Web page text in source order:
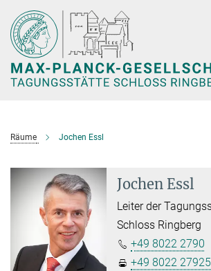
Hauptinhalt
Räume Jochen Essl
Jochen Essl
Leiter der
Schloss Ringberg
+49 8022 2790
+49 8022